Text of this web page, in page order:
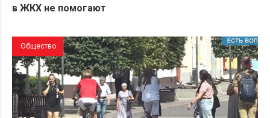
в ЖКХ не помогают
Общество